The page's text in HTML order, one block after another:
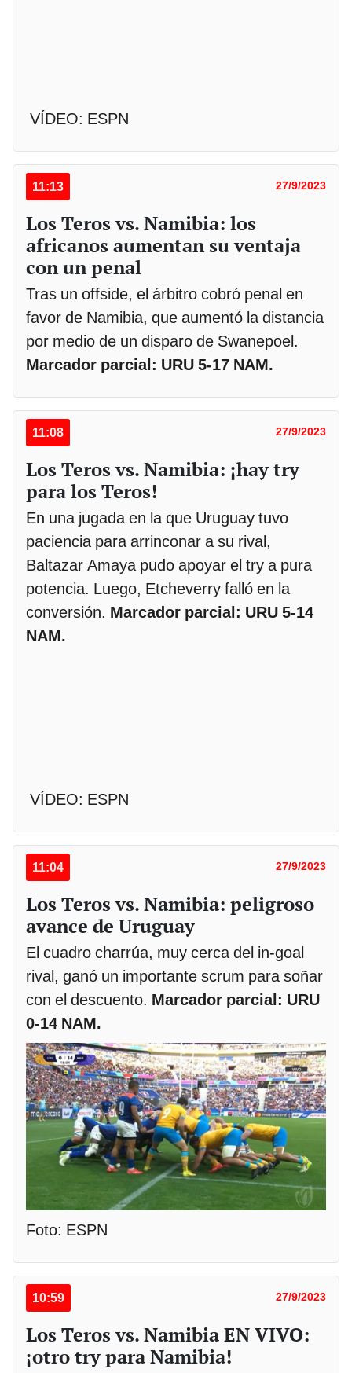
VÍDEO: ESPN
11:13 27/9/2023
Los Teros vs. Namibia: los
africanos aumentan su ventaja
con un penal
Tras un offside, el árbitro cobró penal en
favor de Namibia, que aumentó la distancia
por medio de un disparo de Swanepoel.
Marcador parcial: URU 5-17 NAM.
11:08 27/9/2023
Los Teros vs. Namibia: ¡hay try
para los Teros!
En una jugada en la que Uruguay tuvo
paciencia para arrinconar a su rival,
Baltazar Amaya pudo apoyar el try a pura
potencia. Luego, Etcheverry falló en la
conversión. Marcador parcial: URU 5-14
NAM.
VÍDEO: ESPN
11:04 27/9/2023
Los Teros vs. Namibia: peligroso
avance de Uruguay
El cuadro charrúa, muy cerca del in-goal
rival, ganó un importante scrum para soñar
con el descuento. Marcador parcial: URU
0-14 NAM.
Foto: ESPN
10:59 27/9/2023
Los Teros vs. Namibia EN VIVO:
¡otro try para Namibia!